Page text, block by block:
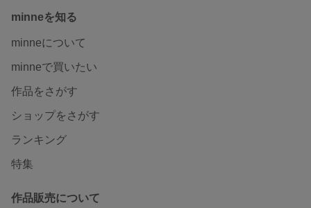
minneを知る
minneについて
minneで買いたい
作品をさがす
ショップをさがす
ランキング
特集
作品販売について